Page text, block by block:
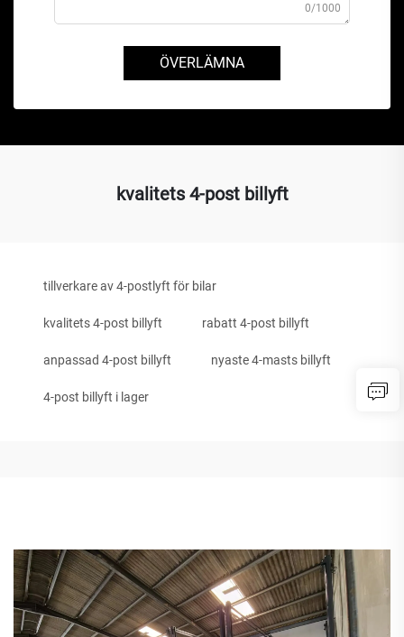
0/1000
ÖVERLÄMNA
kvalitets 4-post billyft
tillverkare av 4-postlyft för bilar
kvalitets 4-post billyft rabatt 4-post billyft
anpassad 4-post billyft nyaste 4-masts billyft
4-post billyft i lager